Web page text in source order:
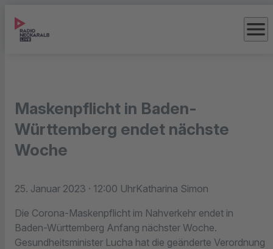
menu
Maskenpflicht in Baden-
Württemberg endet nächste
Woche
25. Januar 2023 · 12:00 UhrKatharina Simon
Die Corona-Maskenpflicht im Nahverkehr endet in
Baden-Württemberg Anfang nächster Woche.
Gesundheitsminister Lucha hat die geänderte Verordnung